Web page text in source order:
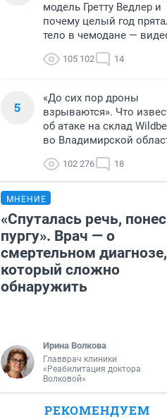
модель Гретту Ведлер и
почему целый год
тело в чемодане —
105 102 14
5
«До сих пор дроны
взрываются». Что
об атаке на склад
во Владимирской
102 276 18
МНЕНИЕ
«Спуталась речь, понес
пургу». Врач — о
смертельном диагнозе,
который сложно
обнаружить
Ирина Волкова
Главврач клиники
«Реабилитация доктора
Волковой»
РЕКОМЕНДУЕМ